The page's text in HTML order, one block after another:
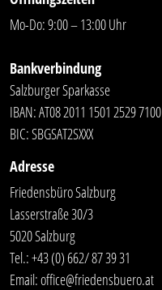
Mo-Do: 9:00 – 13:00 Uhr
Bankverbindung
Salzburger Sparkasse
IBAN: AT08 2011 1501 2529 7100
BIC: SBGSAT2SXXX
Adresse
Friedensbüro Salzburg
Lasserstraße 30/3
5020 Salzburg
Tel.:+43 (0) 662/ 87 39 31
Email:office@friedensbuero.at